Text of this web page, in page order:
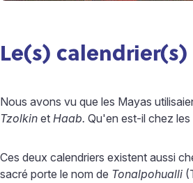
Le(s) calendrier(s)
Nous avons vu que les Mayas
Tzolkin et Haab. Qu'en est-il chez
Ces deux calendriers existent aussi
sacré porte le nom de Tonalpohualli